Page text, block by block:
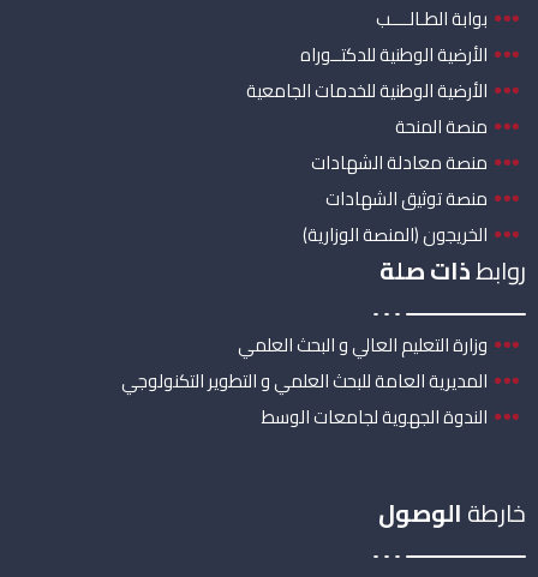
بوابة الطـالــــب
الأرضية الوطنية للدكتــوراه
الأرضية الوطنية للخدمات الجامعية
منصة المنحة
منصة معادلة الشهادات
منصة توثيق الشهادات
الخريجون (المنصة الوزارية)
روابطذات صلة
وزارة التعليم العالي و البحث العلمي
المديرية العامة للبحث العلمي و التطوير التكنولوجي
الندوة الجهوية لجامعات الوسط
خارطةالوصول